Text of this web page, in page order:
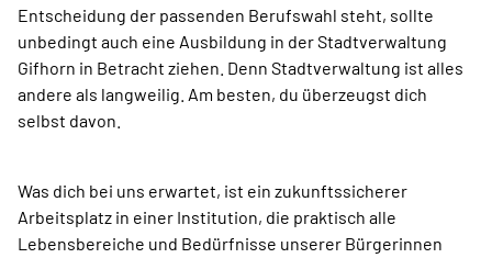
Entscheidung der passenden Berufswahl steht, sollte
unbedingt auch eine Ausbildung in der Stadtverwaltung
Gifhorn in Betracht ziehen. Denn Stadtverwaltung ist alles
andere als langweilig. Am besten, du überzeugst dich
selbst davon.
Was dich bei uns erwartet, ist ein zukunftssicherer
Arbeitsplatz in einer Institution, die praktisch alle
Lebensbereiche und Bedürfnisse unserer Bürgerinnen